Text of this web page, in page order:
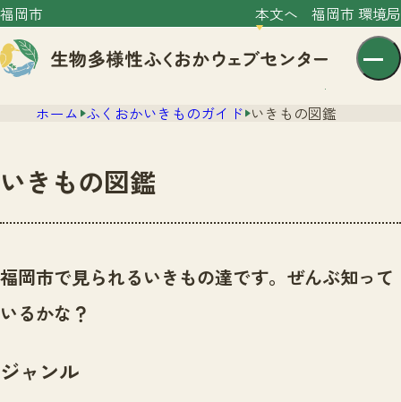
福岡市 本文へ 福岡市 環境局
センター紹介
センター紹介TOP
サイトポリシー
ニュース
いきものガイド
イベント
ホーム ふくおかいきものガイド いきもの図鑑
いきもの図鑑
福岡市で見られるいきもの達です。ぜんぶ知って
いるかな？
ジャンル